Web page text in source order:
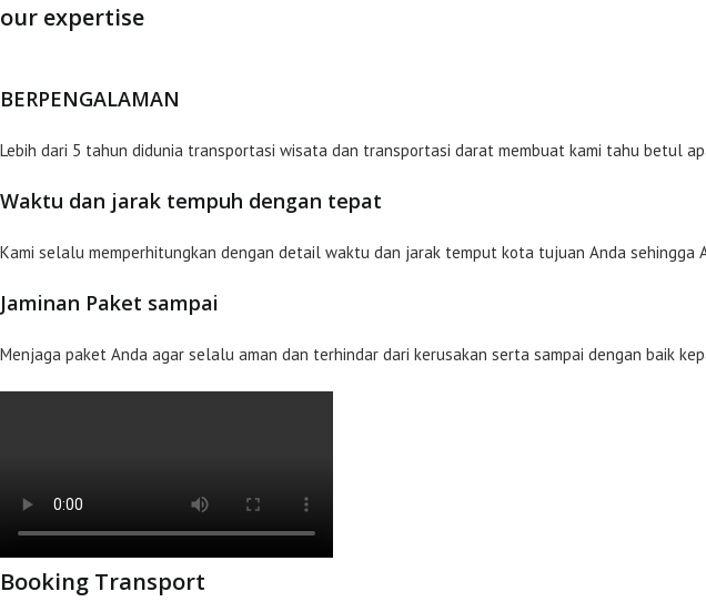
our expertise
BERPENGALAMAN
Lebih dari 5 tahun didunia transportasi wisata dan transportasi darat membuat kami tahu betul
Waktu dan jarak tempuh dengan tepat
Kami selalu memperhitungkan dengan detail waktu dan jarak temput kota tujuan Anda
Jaminan Paket sampai
Menjaga paket Anda agar selalu aman dan terhindar dari kerusakan serta sampai dengan baik
Booking Transport